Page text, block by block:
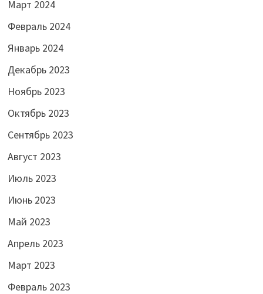
Март 2024
Февраль 2024
Январь 2024
Декабрь 2023
Ноябрь 2023
Октябрь 2023
Сентябрь 2023
Август 2023
Июль 2023
Июнь 2023
Май 2023
Апрель 2023
Март 2023
Февраль 2023